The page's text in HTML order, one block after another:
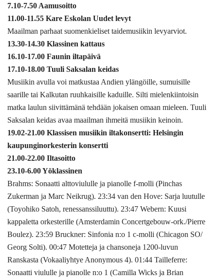
7.10-7.50 Aamusoitto
11.00-11.55 Kare Eskolan Uudet levyt
Maailman parhaat suomenkieliset taidemusiikin levyarviot.
13.30-14.30 Klassinen kattaus
16.10-17.00 Faunin iltapäivä
17.10-18.00 Tuuli Saksalan keidas
Musiikin avulla voi matkustaa Andien ylängöille, sumuisille
saarille tai Kalkutan ruuhkaisille kaduille. Silti mielenkiintoisin
matka laulun siivittämänä tehdään jokaisen omaan mieleen. Tuuli
Saksalan keidas avaa maailman ihmeitä musiikin keinoin.
19.02-21.00 Klassisen musiikin iltakonsertti: Helsingin
kaupunginorkesterin konsertti
21.00-22.00 Iltasoitto
23.10-6.00 Yöklassinen
Brahms: Sonaatti alttoviululle ja pianolle f-molli (Pinchas
Zukerman ja Marc Neikrug). 23:34 van den Hove: Sarja luutulle
(Toyohiko Satoh, renessanssiluuttu). 23:47 Webern: Kuusi
kappaletta orkesterille (Amsterdamin Concertgebouw-ork./Pierre
Boulez). 23:59 Bruckner: Sinfonia n:o 1 c-molli (Chicagon SO/
Georg Solti). 00:47 Motetteja ja chansoneja 1200-luvun
Ranskasta (Vokaaliyhtye Anonymous 4). 01:44 Tailleferre:
Sonaatti viululle ja pianolle n:o 1 (Camilla Wicks ja Brian